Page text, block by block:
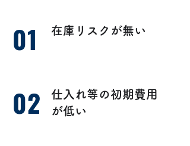
01 在庫リスクが無い
02
​仕入れ等の初期費用
が低い